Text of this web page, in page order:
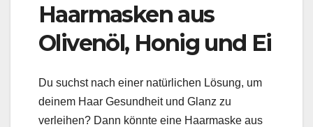
Haarmasken aus
Olivenöl, Honig und Ei
Du suchst nach einer natürlichen Lösung, um
deinem Haar Gesundheit und Glanz zu
verleihen? Dann könnte eine Haarmaske aus